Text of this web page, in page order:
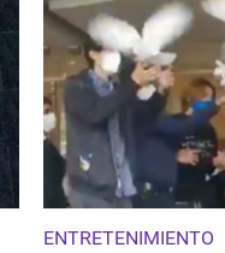
ENTRETENIMIENTO